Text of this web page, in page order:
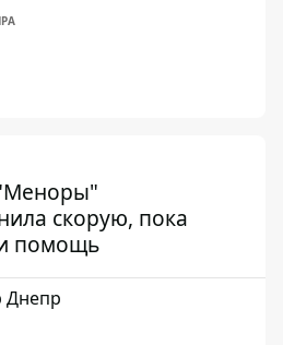
скорую, пока
помощь
Днепр